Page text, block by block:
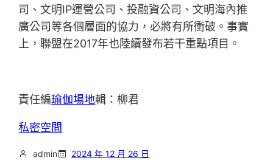
司、文明IP運營公司、投融資公司、文明海內推
廣公司等各個層面的協力，必將有所衝破。事實
上，聯盟在2017年也陸續發布若干重點項目。
責任編瑜伽場地輯：柳君
私密空間
admin 2024 年 12 月 26 日